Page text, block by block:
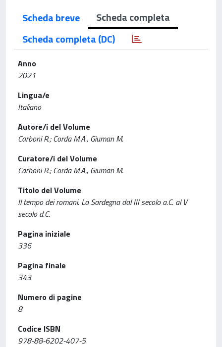
Scheda breve
Scheda completa
Scheda completa (DC)
Anno
2021
Lingua/e
Italiano
Autore/i del Volume
Carboni R.; Corda M.A., Giuman M.
Curatore/i del Volume
Carboni R.; Corda M.A., Giuman M.
Titolo del Volume
Il tempo dei romani. La Sardegna dal III secolo a.C. al V
secolo d.C.
Pagina iniziale
336
Pagina finale
343
Numero di pagine
8
Codice ISBN
978-88-6202-407-5